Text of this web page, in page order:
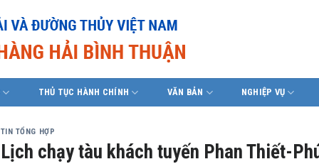
THỦ TỤC HÀNH CHÍNH VĂN BẢN NGHIỆP VỤ
TIN TỔNG HỢP
Lịch chạy tàu khách tuyến Phan Thiết-